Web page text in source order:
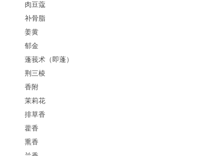
肉豆蔻
补骨脂
姜黄
郁金
蓬莪术（即蓬）
荆三棱
香附
茉莉花
排草香
藿香
熏香